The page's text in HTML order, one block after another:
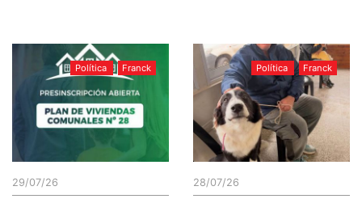
Política Franck
29/07/26
Política Franck
28/07/26